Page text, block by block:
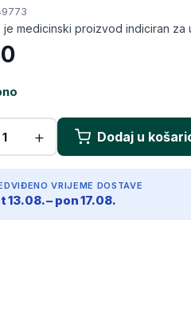
je medicinski proizvod indiciran
VRIJEME DOSTAVE
13.08. – pon 17.08.